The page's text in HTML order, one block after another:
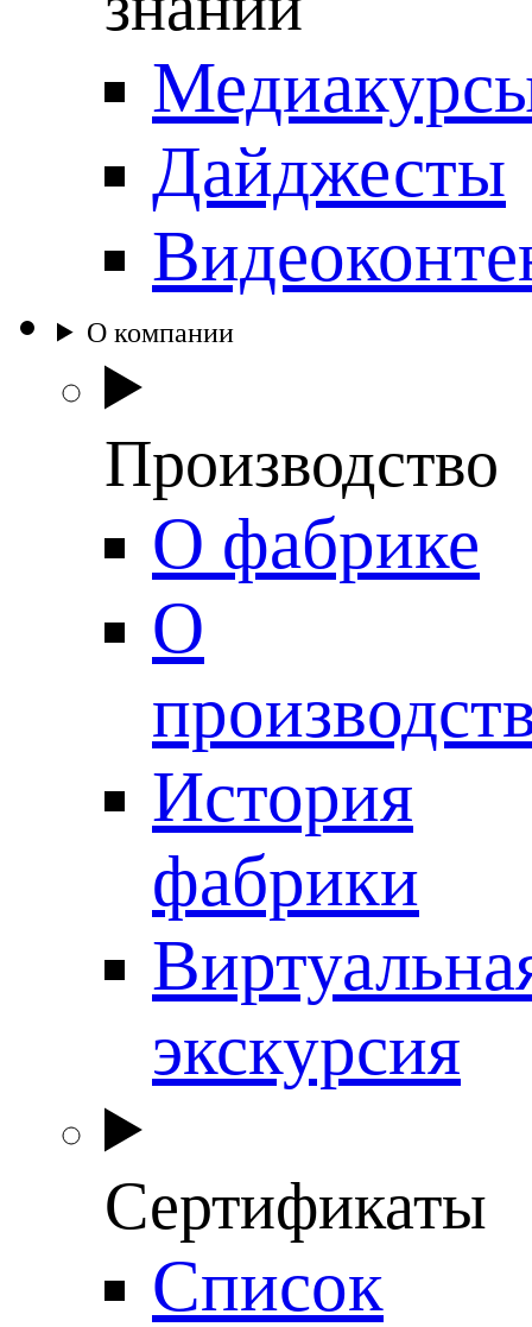
Дайджесты
О компании
Производство
О фабрике
О
История
фабрики
экскурсия
Сертификаты
Список